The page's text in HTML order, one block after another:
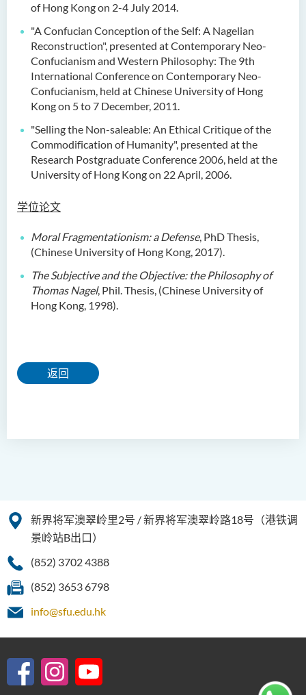
of Hong Kong on 2-4 July 2014.
"A Confucian Conception of the Self: A Nagelian
Reconstruction", presented at Contemporary Neo-
Confucianism and Western Philosophy: The 9th
International Conference on Contemporary Neo-
Confucianism, held at Chinese University of Hong
Kong on 5 to 7 December, 2011.
"Selling the Non-saleable: An Ethical Critique of the
Commodification of Humanity", presented at the
Research Postgraduate Conference 2006, held at the
University of Hong Kong on 22 April, 2006.
学位论文
Moral Fragmentationism: a Defense, PhD Thesis,
(Chinese University of Hong Kong, 2017).
The Subjective and the Objective: the Philosophy of
Thomas Nagel, Phil. Thesis, (Chinese University of
Hong Kong, 1998).
返回
新界将军澳翠岭里2号 / 新界将军澳翠岭路18号（港铁调
景岭站B出口）
(852) 3702 4388
(852) 3653 6798
info@sfu.edu.hk